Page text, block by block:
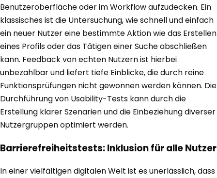
Benutzeroberfläche oder im Workflow aufzudecken. Ein
klassisches ist die Untersuchung, wie schnell und einfach
ein neuer Nutzer eine bestimmte Aktion wie das Erstellen
eines Profils oder das Tätigen einer Suche abschließen
kann. Feedback von echten Nutzern ist hierbei
unbezahlbar und liefert tiefe Einblicke, die durch reine
Funktionsprüfungen nicht gewonnen werden können. Die
Durchführung von Usability-Tests kann durch die
Erstellung klarer Szenarien und die Einbeziehung diverser
Nutzergruppen optimiert werden.
Barrierefreiheitstests: Inklusion für alle Nutzer
In einer vielfältigen digitalen Welt ist es unerlässlich, dass